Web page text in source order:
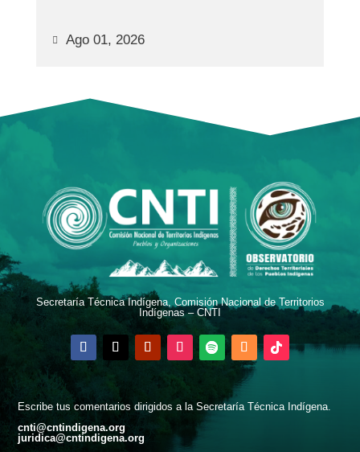
Ago 01, 2026
Secretaría Técnica Indígena, Comisión Nacional de Territorios
Indígenas – CNTI
Escribe tus comentarios dirigidos a la Secretaría Técnica Indígena.
cnti@cntindigena.org
juridica@cntindigena.org